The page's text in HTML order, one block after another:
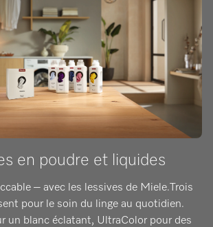
en poudre et liquides
– avec les lessives de Miele.Trois
pour le soin du linge au quotidien.
un blanc éclatant, UltraColor pour des